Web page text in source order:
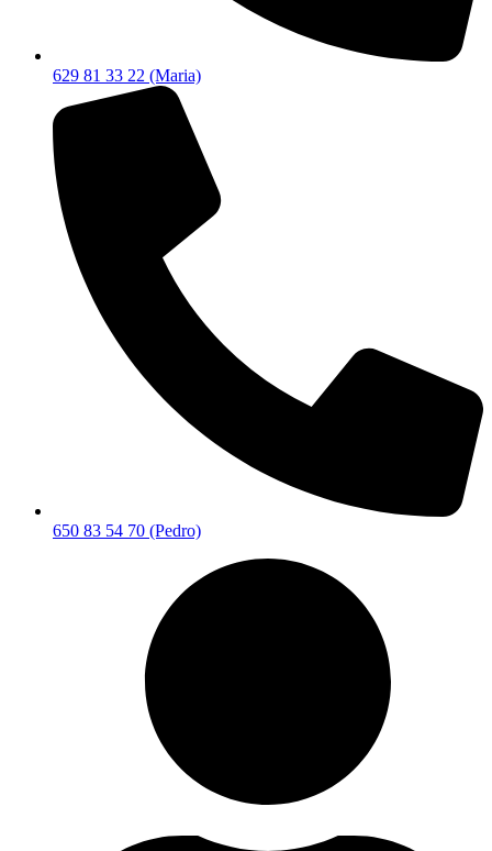
629 81 33 22 (Maria)
650 83 54 70 (Pedro)